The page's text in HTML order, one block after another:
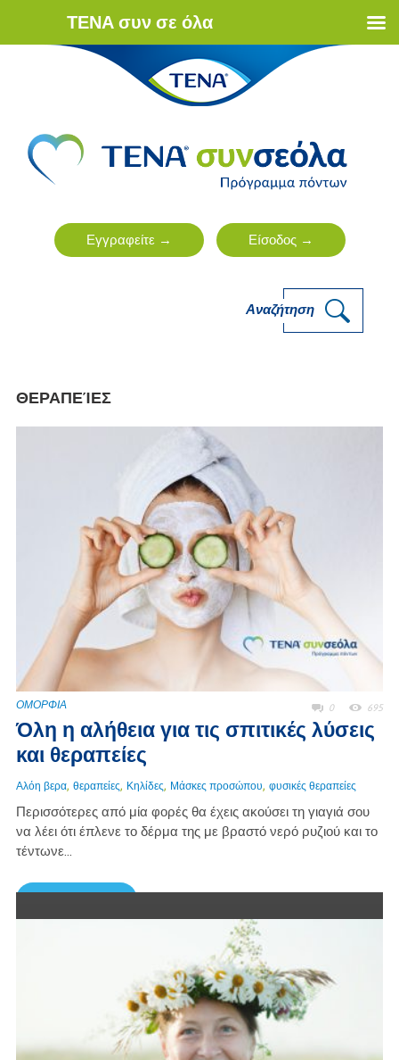
Αναζήτηση
ΘΕΡΑΠΕΊΕΣ
ΟΜΟΡΦΙΑ 0 695
Όλη η αλήθεια για τις σπιτικές λύσεις
και θεραπείες
Αλόη βερα, θεραπείες, Κηλίδες, Μάσκες προσώπου, φυσικές θεραπείες
Περισσότερες από μία φορές θα έχεις ακούσει τη γιαγιά σου
να λέει ότι έπλενε το δέρμα της με βραστό νερό ρυζιού και το
τέντωνε...
ΤΕΝΑ συν σε όλα